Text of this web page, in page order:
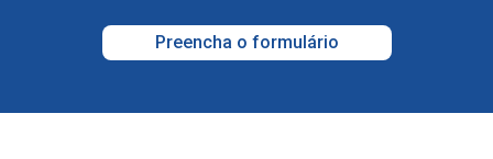
Preencha o formulário